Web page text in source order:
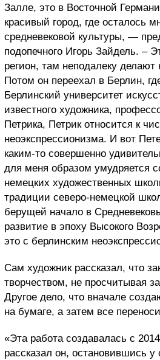
Залле, это в Восточной
красивый город, где осталось
средневековой культуры, —
подопечного Игорь Зайдель. –
регион, там неподалеку
Потом он переехал в Берлин,
Берлинский университет
известного художника,
Петрика, Петрик относится к
неоэкспрессионизма. И вот
каким-то совершенно
для меня образом умудряется
немецких художественных
традиции северо-немецкой
берущей начало в
развитие в эпоху Высокого
это с берлинским
Сам художник рассказал, что
творчеством, не просчитывая
Другое дело, что вначале
на бумаге, а затем все
«Эта работа создавалась с
рассказал он, остановившись у